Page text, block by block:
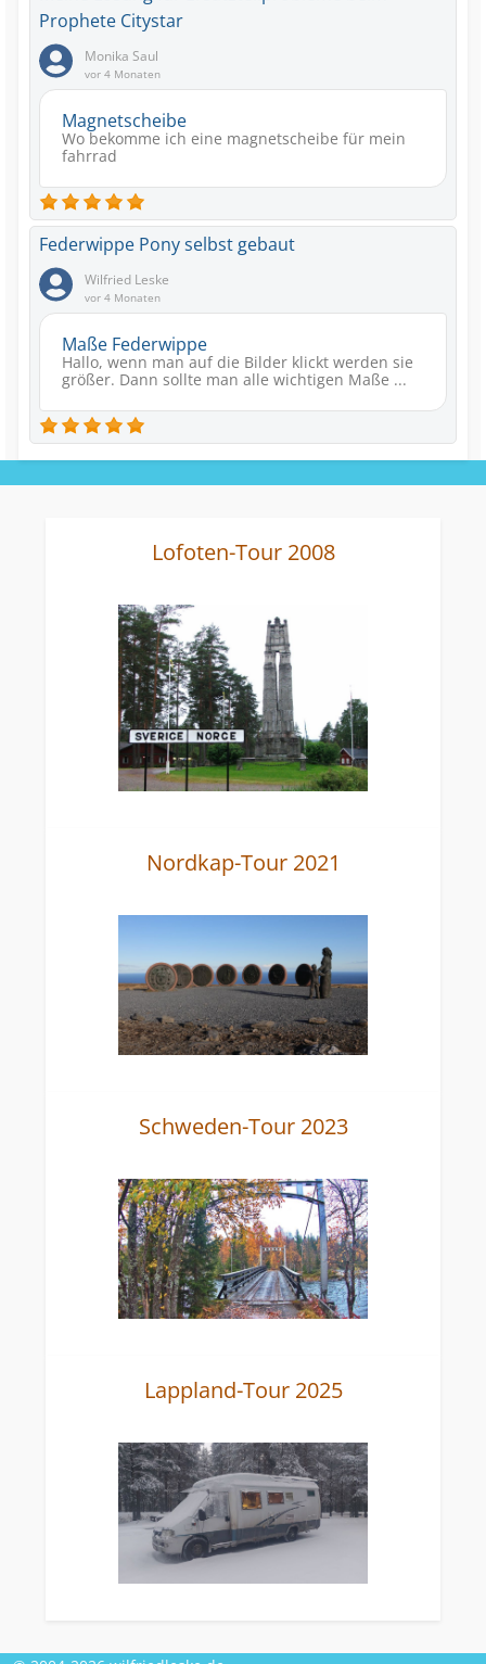
Prophete Citystar
Monika Saul
vor 4 Monaten
Magnetscheibe
Wo bekomme ich eine magnetscheibe für mein
fahrrad
Federwippe Pony selbst gebaut
Wilfried Leske
vor 4 Monaten
Maße Federwippe
Hallo, wenn man auf die Bilder klickt werden sie
größer. Dann sollte man alle wichtigen Maße ...
Lofoten-Tour 2008
Nordkap-Tour 2021
Schweden-Tour 2023
Lappland-Tour 2025